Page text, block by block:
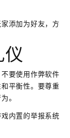
添加为好友，方
要使用作弊软件
平衡性。要尊重
。
内置的举报系统